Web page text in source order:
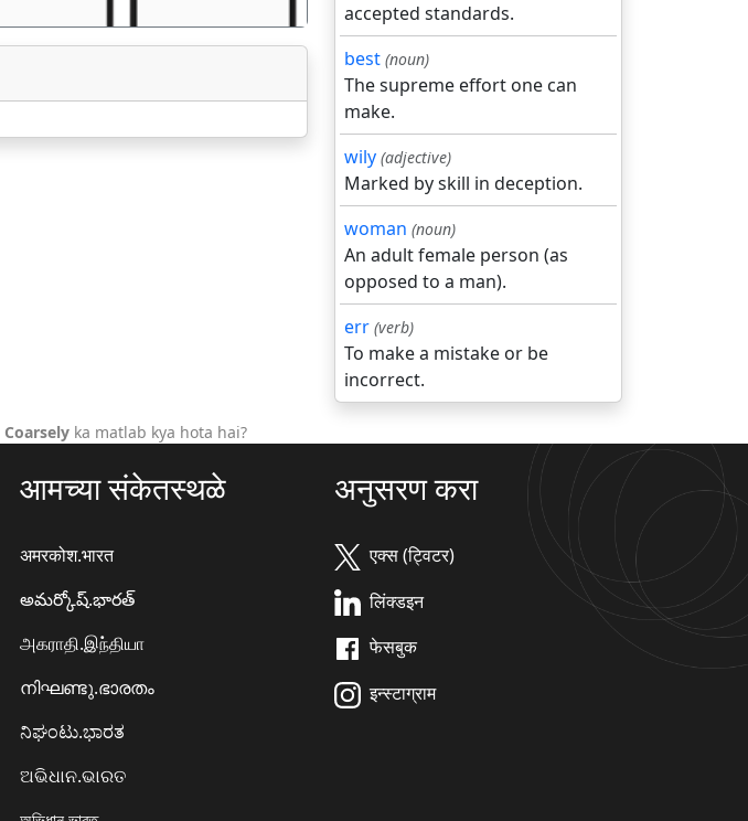
accepted standards.
best (noun)
The supreme effort one can
make.
wily (adjective)
Marked by skill in deception.
woman (noun)
An adult female person (as
opposed to a man).
err (verb)
To make a mistake or be
incorrect.
Coarsely ka matlab kya hota hai?
आमच्या संकेतस्थळे
अमरकोश.भारत
అమర్కోష్.భారత్
அகராதி.இந்தியா
നിഘണ്ടു.ഭാരതം
ನಿಘಂಟು.ಭಾರತ
ଅଭିଧାନ.ଭାରତ
अनुसरण करा
एक्स (ट्विटर)
लिंक्डइन
फेसबुक
इन्स्टाग्राम